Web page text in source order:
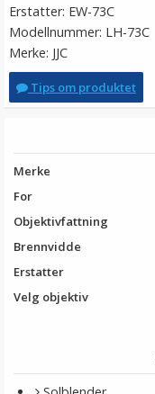
Erstatter: EW-73C
Modellnummer: LH-73C
Merke: JJC
Tips om produktet
Merke
For
Objektivfattning
Brennvidde
Erstatter
Velg objektiv